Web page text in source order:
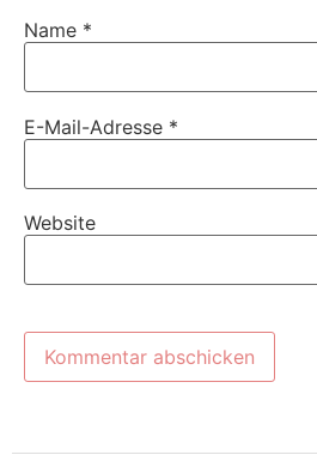
Name *
E-Mail-Adresse *
Website